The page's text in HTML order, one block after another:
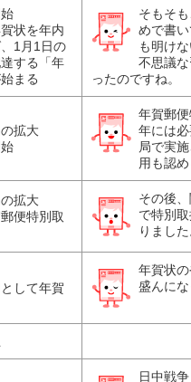
状を年内
1月1日の
する「年
まる
そもそ
めで書
も明け
不思議
ったのですね。
拡大
年賀郵
年には
局で実
用も認め
拡大
便特別取
その後
で特別
りました
して年賀
年賀状
盛んにな
日中戦